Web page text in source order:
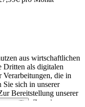
aus wirtschaftlichen
Dritten als digitalen
Verarbeitungen, die in
sich in unserer
Bereitstellung unserer
(5)
. Zwecke: